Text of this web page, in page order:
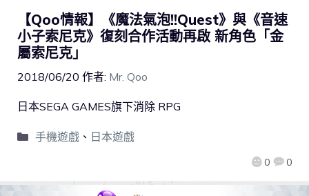
【Qoo情報】《魔法氣泡!!Quest》與《音速
小子索尼克》復刻合作活動再啟 新角色「金
屬索尼克」
2018/06/20 作者: Mr. Qoo
0 0
日本SEGA GAMES旗下消除 RPG
手機遊戲、 日本遊戲